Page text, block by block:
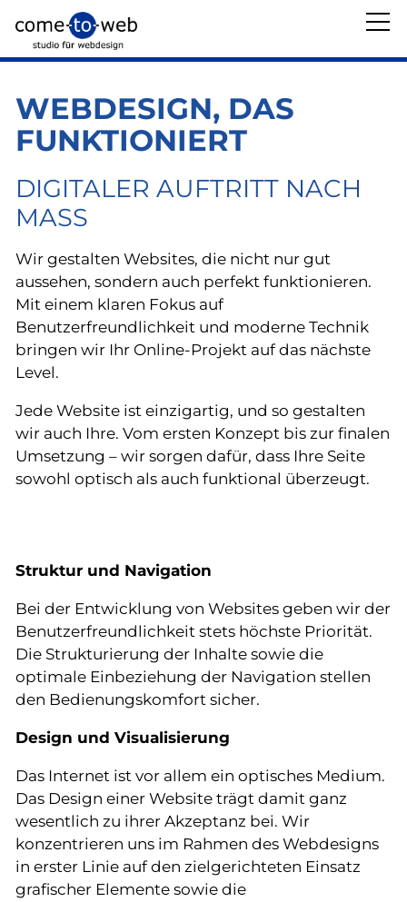
Über uns
Leistungen
Webdesign
WordPress
Online-Shops
Websitepflege
Illustration
Fotografie
SEO
Systemadministration
Kontakt
Gesetzliche Vorgaben
WEBDESIGN, DAS
FUNKTIONIERT
DIGITALER AUFTRITT NACH
MASS
Wir gestalten Websites, die nicht nur gut
aussehen, sondern auch perfekt funktionieren.
Mit einem klaren Fokus auf
Benutzerfreundlichkeit und moderne Technik
bringen wir Ihr Online-Projekt auf das nächste
Level.
Jede Website ist einzigartig, und so gestalten
wir auch Ihre. Vom ersten Konzept bis zur finalen
Umsetzung – wir sorgen dafür, dass Ihre Seite
sowohl optisch als auch funktional überzeugt.
Struktur und Navigation
Bei der Entwicklung von Websites geben wir der
Benutzerfreundlichkeit stets höchste Priorität.
Die Strukturierung der Inhalte sowie die
optimale Einbeziehung der Navigation stellen
den Bedienungskomfort sicher.
Design und Visualisierung
Das Internet ist vor allem ein optisches Medium.
Das Design einer Website trägt damit ganz
wesentlich zu ihrer Akzeptanz bei. Wir
konzentrieren uns im Rahmen des Webdesigns
in erster Linie auf den zielgerichteten Einsatz
grafischer Elemente sowie die